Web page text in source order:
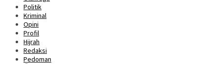
Politik
Kriminal
Opini
Profil
Hijrah
Redaksi
Pedoman